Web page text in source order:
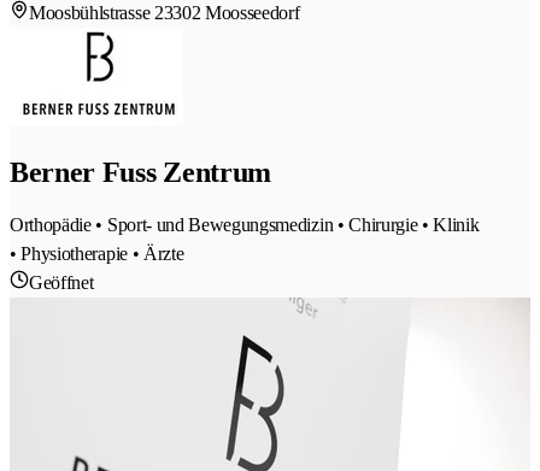
Moosbühlstrasse 23302 Moosseedorf
Berner Fuss Zentrum
Orthopädie • Sport- und Bewegungsmedizin • Chirurgie • Klinik
• Physiotherapie • Ärzte
Geöffnet